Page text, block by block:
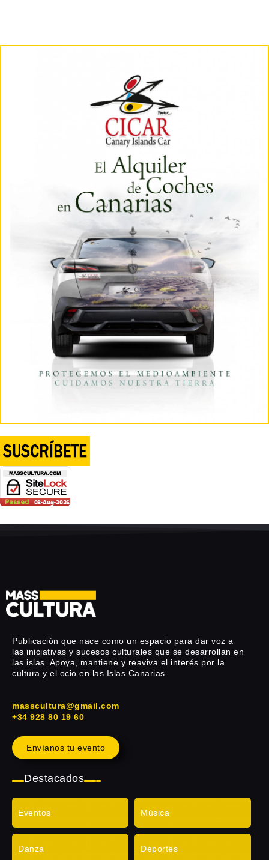
Publicación que nace como un espacio para dar voz a
las iniciativas y sucesos culturales que se desarrollan en
las islas. Apoya, mantiene y reaviva el interés por la
cultura y el ocio en las Islas Canarias.
masscultura@gmail.com
+34 928 80 19 60
Envíanos tu evento
Destacados
Eventos Música
Danza Deportes